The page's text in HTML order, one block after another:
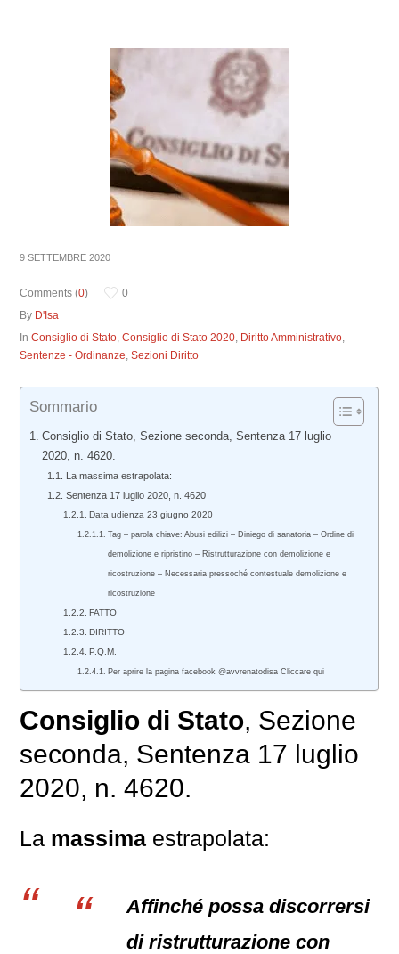
9 SETTEMBRE 2020
Comments (0)
0
By D'Isa
InConsiglio di Stato,Consiglio di Stato 2020, Diritto Amministrativo,
Sentenze - Ordinanze,Sezioni Diritto
Sommario
Consiglio di Stato, Sezione seconda, Sentenza 17 luglio
2020, n. 4620.
La massima estrapolata:
Sentenza 17 luglio 2020, n. 4620
Data udienza 23 giugno 2020
Tag – parola chiave: Abusi edilizi – Diniego di sanatoria – Ordine di
demolizione e ripristino – Ristrutturazione con demolizione e
ricostruzione – Necessaria pressoché contestuale demolizione e
ricostruzione
FATTO
DIRITTO
P.Q.M.
Per aprire la pagina facebook @avvrenatodisa Cliccare qui
Consiglio di Stato, Sezione
seconda, Sentenza 17 luglio
2020, n. 4620.
La massima estrapolata:
Affinché possa discorrersi
di ristrutturazione con